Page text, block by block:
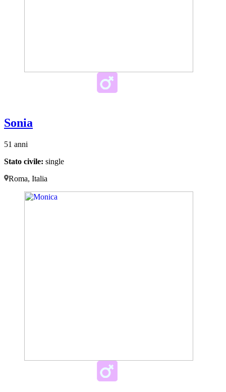
Sonia
51 anni
Stato civile: single
Roma, Italia